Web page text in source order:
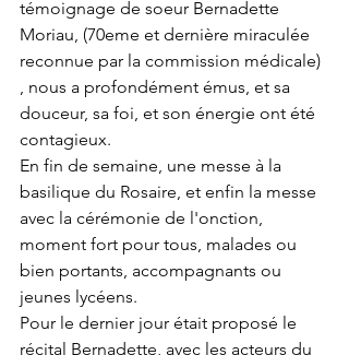
témoignage de soeur Bernadette
Moriau, (70eme et dernière miraculée
reconnue par la commission médicale)
, nous a profondément émus, et sa
douceur, sa foi, et son énergie ont été
contagieux.
En fin de semaine, une messe à la
basilique du Rosaire, et enfin la messe
avec la cérémonie de l'onction,
moment fort pour tous, malades ou
bien portants, accompagnants ou
jeunes lycéens.
Pour le dernier jour était proposé le
récital Bernadette, avec les acteurs du